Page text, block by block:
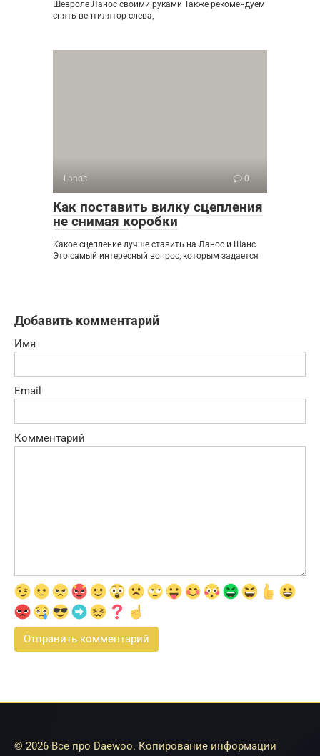
Шевроле Ланос своими руками Также рекомендуем
снять вентилятор слева,
Lanos 0
Как поставить вилку сцепления
не снимая коробки
Какое сцепление лучше ставить на Ланос и Шанс
Это самый интересный вопрос, которым задается
Добавить комментарий
Имя
Email
Комментарий
© 2026 Все про Daewoo. Копирование информации